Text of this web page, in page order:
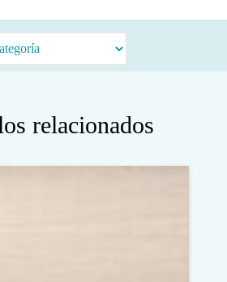
relacionados